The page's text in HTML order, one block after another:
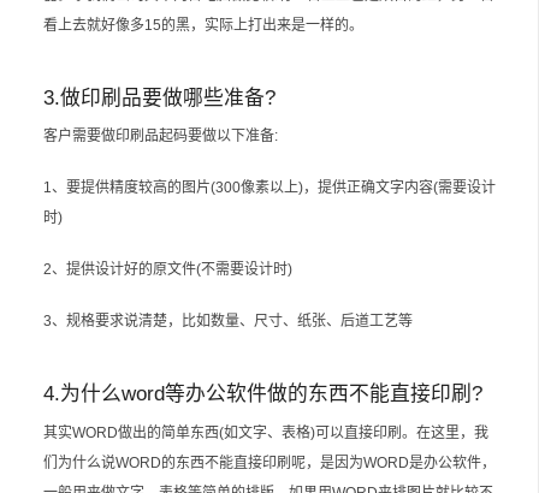
看上去就好像多15的黑，实际上打出来是一样的。
3.做印刷品要做哪些准备?
客户需要做印刷品起码要做以下准备:
1、要提供精度较高的图片(300像素以上)，提供正确文字内容(需要设计
时)
2、提供设计好的原文件(不需要设计时)
3、规格要求说清楚，比如数量、尺寸、纸张、后道工艺等
4.为什么word等办公软件做的东西不能直接印刷?
其实WORD做出的简单东西(如文字、表格)可以直接印刷。在这里，我
们为什么说WORD的东西不能直接印刷呢，是因为WORD是办公软件，